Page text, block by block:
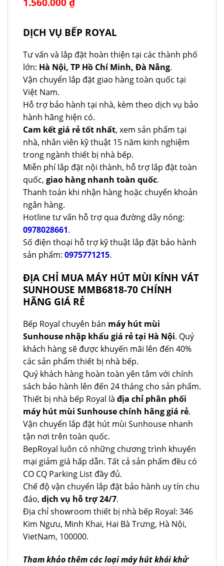
gốc hiện
1.560.000 ₫.
DỊCH VỤ BẾP ROYAL
Tư vấn và lắp đặt hoàn thiện tại các thành phố
lớn: Hà Nội, TP Hồ Chí Minh, Đà Nẵng.
Vận chuyển lắp đặt giao hàng toàn quốc tại
Việt Nam.
Hỗ trợ bảo hành tại nhà, kèm theo dịch vụ bảo
hành hãng hiện có.
Cam kết giá rẻ tốt nhất, xem sản phẩm tại
nhà, nhân viên kỹ thuật 15 năm kinh nghiệm
trong ngành thiết bị nhà bếp.
Miễn phí lắp đặt nội thành, hỗ trợ lắp đặt toàn
quốc, giao hàng nhanh toàn quốc.
Thanh toán khi nhận hàng hoặc chuyển khoản
ngân hàng.
Hotline tư vấn hỗ trợ qua đường dây nóng:
0978028661.
Số điện thoại hỗ trợ kỹ thuật lắp đặt bảo hành
sản phẩm: 0975771215.
ĐỊA CHỈ MUA MÁY HÚT MÙI KÍNH VÁT
SUNHOUSE MMB6818-70 CHÍNH
HÃNG GIÁ RẺ
Bếp Royal chuyên bán máy hút mùi
Sunhouse nhập khẩu giá rẻ tại Hà Nội. Quý
khách hàng sẽ được khuyến mãi lên đến 40%
các sản phẩm thiết bị nhà bếp.
Quý khách hàng hoàn toàn yên tâm với chính
sách bảo hành lên đến 24 tháng cho sản phẩm.
Thiết bị nhà bếp Royal là địa chỉ phân phối
máy hút mùi Sunhouse chính hãng giá rẻ.
Vận chuyển lắp đặt hút mùi Sunhouse nhanh
tận nơi trên toàn quốc.
BepRoyal luôn có những chương trình khuyến
mại giảm giá hấp dẫn. Tất cả sản phẩm đều có
CO CQ Parking List đầy đủ.
Chế độ vận chuyển lắp đặt bảo hành uy tín chu
đáo, dịch vụ hỗ trợ 24/7.
Địa chỉ showroom thiết bị nhà bếp Royal: 346
Kim Ngưu, Minh Khai, Hai Bà Trưng, Hà Nội,
VietNam, 100000.
Tham khảo thêm các loại máy hút khói khử